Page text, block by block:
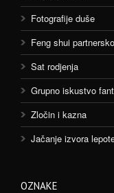
Fotografije duše
Feng shui
Sat rodjenja
Grupno iskustvo
Zločin i kazna
Jačanje izvora
OZNAKE